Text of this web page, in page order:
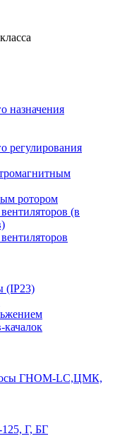
назначения
регулирования
ротором
(в
(IP23)
качалок
ГНОМ-LC,ЦМК,
Г, БГ